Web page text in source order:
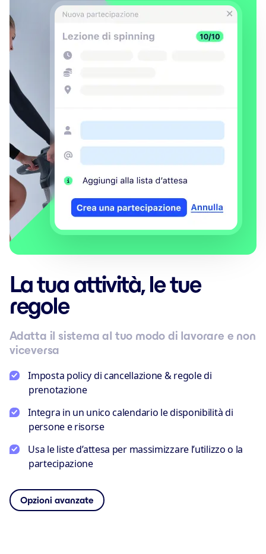
La tua attività, le tue
regole
Adatta il sistema al tuo modo di lavorare e non
viceversa
Imposta policy di cancellazione & regole di
prenotazione
Integra in un unico calendario le disponibilità di
persone e risorse
Usa le liste d’attesa per massimizzare l’utilizzo o la
partecipazione
Opzioni avanzate